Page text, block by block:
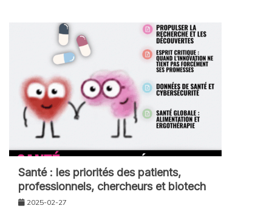
Santé : les priorités des patients,
professionnels, chercheurs et biotech
2025-02-27